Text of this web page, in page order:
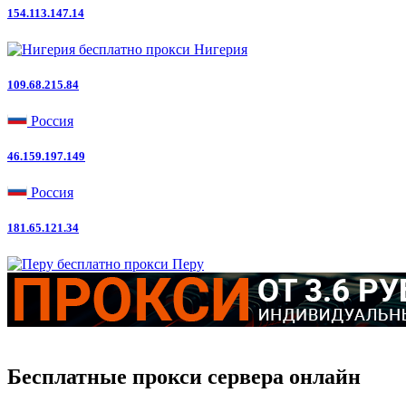
154.113.147.14
Нигерия
109.68.215.84
Россия
46.159.197.149
Россия
181.65.121.34
Перу
Бесплатные прокси сервера онлайн